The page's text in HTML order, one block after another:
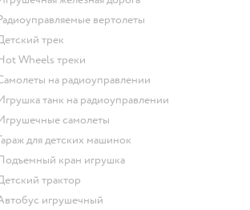
Радиоуправляемые вертолеты
Детский трек
Hot Wheels треки
Самолеты на радиоуправлении
Игрушка танк на радиоуправлении
Игрушечные самолеты
Гараж для детских машинок
Подъемный кран игрушка
Детский трактор
Автобус игрушечный